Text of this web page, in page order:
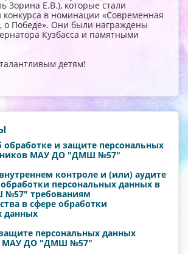
Зорина Е.В.), которые стали
конкурса в номинации «Современная
о Победе». Они были награждены
Кузбасса и памятными
детям!
и защите персональных
МАУ ДО "ДМШ №57"
контроле и (или) аудите
обработки персональных данных в
требованиям
в сфере обработки
данных
персональных данных
МАУ ДО "ДМШ №57"